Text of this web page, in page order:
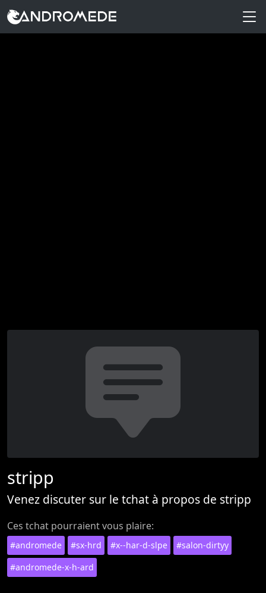
stripp
Venez discuter sur le tchat à propos de stripp
Ces tchat pourraient vous plaire:
#andromede #sx-hrd #x--har-d-slpe
#salon-dirtyy
#andromede-x-h-ard